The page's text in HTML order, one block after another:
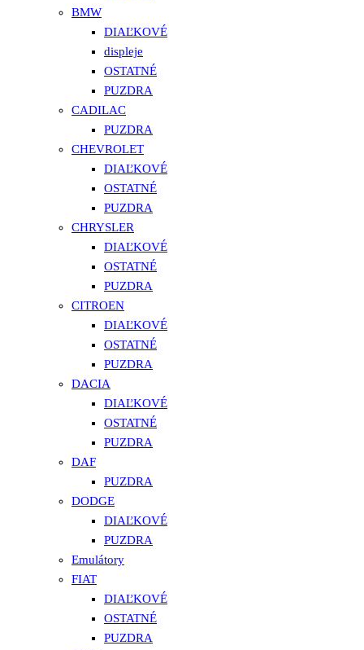
BMW
DIAĽKOVÉ
displeje
OSTATNÉ
PUZDRA
CADILAC
PUZDRA
CHEVROLET
DIAĽKOVÉ
OSTATNÉ
PUZDRA
CHRYSLER
DIAĽKOVÉ
OSTATNÉ
PUZDRA
CITROEN
DIAĽKOVÉ
OSTATNÉ
PUZDRA
DACIA
DIAĽKOVÉ
OSTATNÉ
PUZDRA
DAF
PUZDRA
DODGE
DIAĽKOVÉ
PUZDRA
Emulátory
FIAT
DIAĽKOVÉ
OSTATNÉ
PUZDRA